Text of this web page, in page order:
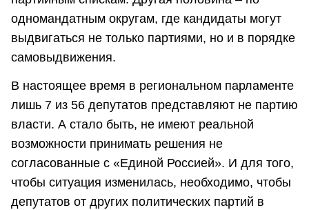
одномандатным округам, где кандидаты могут
выдвигаться не только партиями, но и в порядке
самовыдвижения.
В настоящее время в региональном парламенте
лишь 7 из 56 депутатов представляют не партию
власти. А стало быть, не имеют реальной
возможности принимать решения не
согласованные с «Единой Россией». И для того,
чтобы ситуация изменилась, необходимо, чтобы
депутатов от других политических партий в